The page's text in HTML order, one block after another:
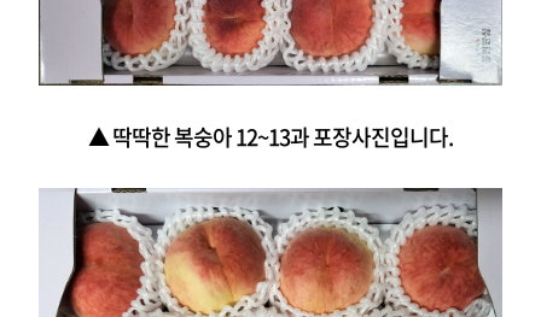
▲ 딱딱한 복숭아 12~13과 포장사진입니다.